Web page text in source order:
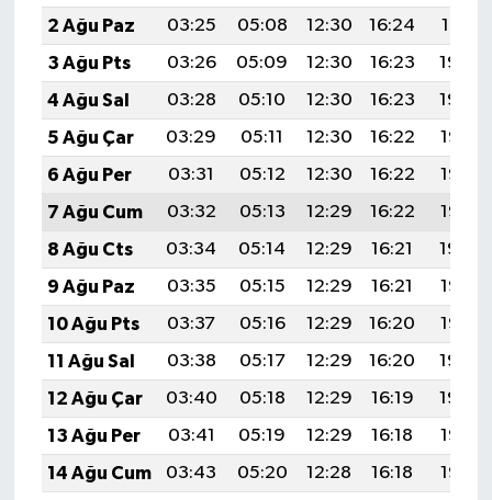
2 Ağu Paz
03:25 05:08 12:30 16:24
19:41
3 Ağu Pts
03:26 05:09 12:30 16:23
19:40
4 Ağu Sal
03:28 05:10 12:30 16:23
19:39
5 Ağu Çar
03:29 05:11 12:30 16:22
19:38
6 Ağu Per
03:31 05:12 12:30 16:22
19:37
7 Ağu Cum
03:32 05:13 12:29 16:22
19:36
8 Ağu Cts
03:34 05:14 12:29 16:21
19:34
9 Ağu Paz
03:35 05:15 12:29 16:21
19:33
10 Ağu Pts
03:37 05:16 12:29 16:20
19:32
11 Ağu Sal
03:38 05:17 12:29 16:20
19:30
12 Ağu Çar
03:40 05:18 12:29 16:19
19:29
13 Ağu Per
03:41 05:19 12:29 16:18
19:28
14 Ağu Cum
03:43 05:20 12:28 16:18
19:26